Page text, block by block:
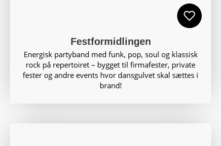
Festformidlingen
Energisk partyband med funk, pop, soul og klassisk
rock på repertoiret – bygget til firmafester, private
fester og andre events hvor dansgulvet skal sættes i
brand!